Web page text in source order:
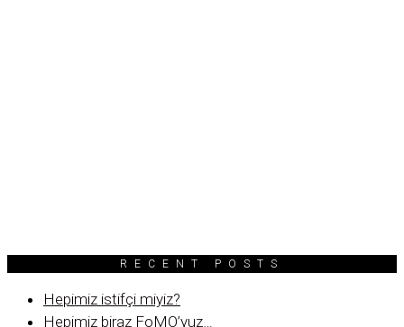
RECENT POSTS
Hepimiz istifçi miyiz?
Hepimiz biraz FoMO’yuz…